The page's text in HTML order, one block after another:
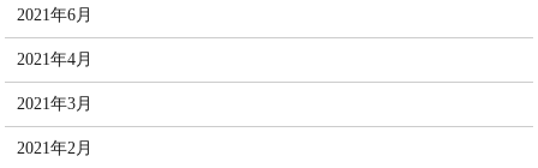
2021年6月
2021年4月
2021年3月
2021年2月